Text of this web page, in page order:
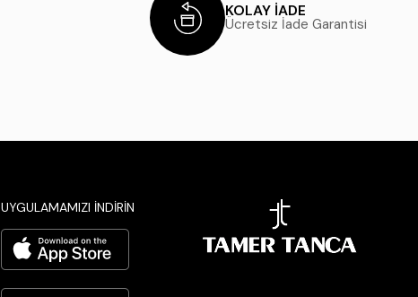
KOLAY İADE
Ücretsiz İade Garantisi
UYGULAMAMIZI İNDİRİN